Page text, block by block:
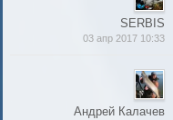
SERBIS
03 апр 2017 10:33
Андрей Калачев